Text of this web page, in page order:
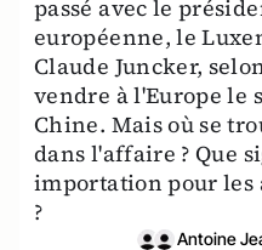
passé avec le
européenne, le
Claude Juncker,
vendre à l'Europe le
Chine. Mais où se
dans l'affaire ? Que
importation pour les
?
Antoine